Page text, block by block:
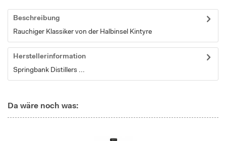
Beschreibung
Rauchiger Klassiker von der Halbinsel Kintyre
Herstellerinformation
Springbank Distillers ...
Da wäre noch was: